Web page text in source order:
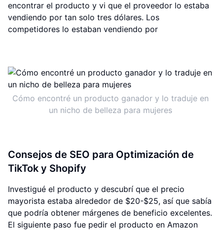
encontrar el producto y vi que el proveedor lo estaba
vendiendo por tan solo tres dólares. Los
competidores lo estaban vendiendo por
Cómo encontré un producto ganador y lo traduje en
un nicho de belleza para mujeres
Consejos de SEO para Optimización de
TikTok y Shopify
Investigué el producto y descubrí que el precio
mayorista estaba alrededor de $20-$25, así que sabía
que podría obtener márgenes de beneficio excelentes.
El siguiente paso fue pedir el producto en Amazon